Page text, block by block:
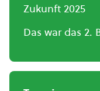
Zukunft 2025
Das war das 2.